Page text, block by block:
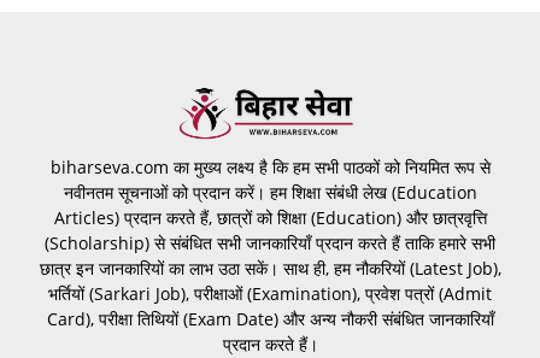
biharseva.com का मुख्य लक्ष्य है कि हम सभी पाठकों को नियमित रूप से
नवीनतम सूचनाओं को प्रदान करें। हम शिक्षा संबंधी लेख (Education
Articles) प्रदान करते हैं, छात्रों को शिक्षा (Education) और छात्रवृत्ति
(Scholarship) से संबंधित सभी जानकारियाँ प्रदान करते हैं ताकि हमारे सभी
छात्र इन जानकारियों का लाभ उठा सकें। साथ ही, हम नौकरियों (Latest Job),
भर्तियों (Sarkari Job), परीक्षाओं (Examination), प्रवेश पत्रों (Admit
Card), परीक्षा तिथियों (Exam Date) और अन्य नौकरी संबंधित जानकारियाँ
प्रदान करते हैं।